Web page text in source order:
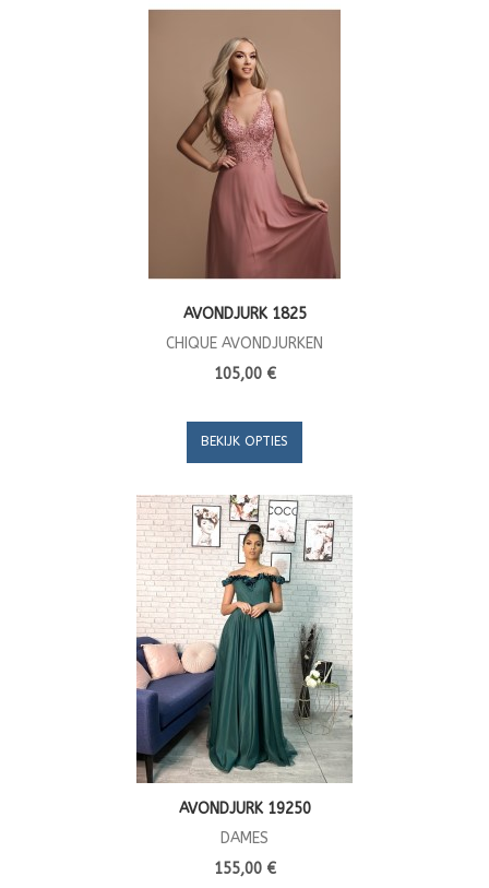
AVONDJURK 1825
CHIQUE AVONDJURKEN
105,00 €
BEKIJK OPTIES
AVONDJURK 19250
DAMES
155,00 €